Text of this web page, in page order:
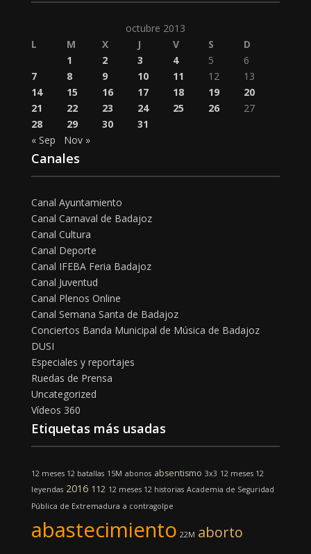
octubre 2013
L
M X J V S
D
1
2 3 4 5
6
7
8 9 10 11 12
13
14
15 16 17 18 19
20
21
22 23 24 25 26
27
28
29 30
31
« Sep
Nov »
Canales
Canal Ayuntamiento
Canal Carnaval de Badajoz
Canal Cultura
Canal Deporte
Canal IFEBA Feria Badajoz
Canal Juventud
Canal Plenos Online
Canal Semana Santa de Badajoz
Conciertos Banda Municipal de Música de Badajoz
DUSI
Especiales y reportajes
Ruedas de Prensa
Uncategorized
Vídeos 360
Etiquetas más usadas
12 meses 12 batallas 15M abonos absentismo 3x3 12 meses 12
leyendas 2016 112 12 meses 12 historias Academia de Seguridad
Pública de Extremadura a contragolpe
abastecimiento 22M aborto